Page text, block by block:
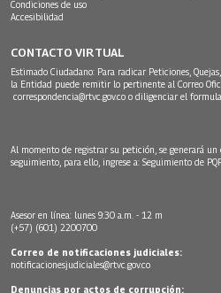
Condiciones de uso
Accesibilidad
CONTACTO VIRTUAL
Estimado Ciudadano: Para radicar Peticiones,
la Entidad puede remitir lo pertinente al Correo
correspondencia@rtvc.gov.co o diligenciar el
Al momento de registrar su petición, se generará
seguimiento, para ello, ingrese a: Seguimiento de
Asesor en línea: lunes 9:30 a.m. - 12 m
(+57) (601) 2200700
Correo de notificaciones judiciales:
notificacionesjudiciales@rtvc.gov.co
Denuncias por actos de corrupción: